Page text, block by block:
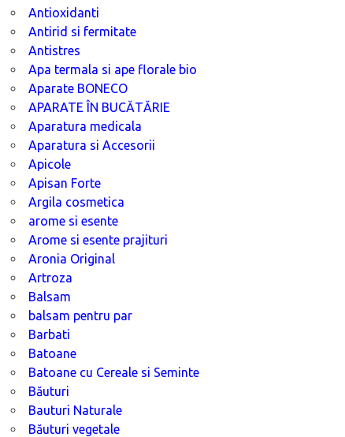
Antioxidanti
Antirid si fermitate
Antistres
Apa termala si ape florale bio
Aparate BONECO
APARATE ÎN BUCĂTĂRIE
Aparatura medicala
Aparatura si Accesorii
Apicole
Apisan Forte
Argila cosmetica
arome si esente
Arome si esente prajituri
Aronia Original
Artroza
Balsam
balsam pentru par
Barbati
Batoane
Batoane cu Cereale si Seminte
Băuturi
Bauturi Naturale
Băuturi vegetale